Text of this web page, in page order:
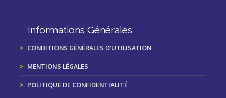
Informations Générales
CONDITIONS GÉNÉRALES D'UTILISATION
MENTIONS LÉGALES
POLITIQUE DE CONFIDENTIALITÉ